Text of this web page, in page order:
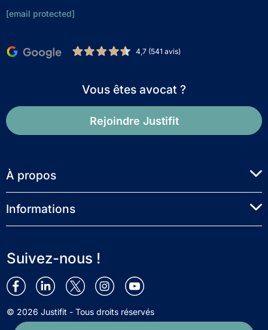
[email protected]
4,7 (541 avis)
Vous êtes avocat ?
Rejoindre Justifit
À propos
Informations
Suivez-nous !
© 2026 Justifit - Tous droits réservés